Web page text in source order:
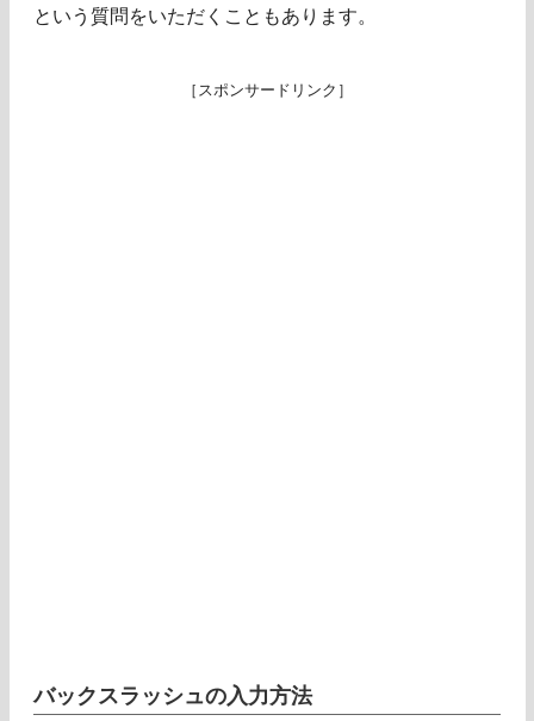
という質問をいただくこともあります。
［スポンサードリンク］
バックスラッシュの入力方法